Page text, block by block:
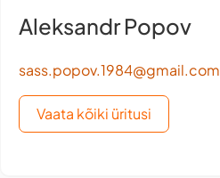
Aleksandr Popov
sass.popov.1984@gmail.com
Vaata kõiki üritusi